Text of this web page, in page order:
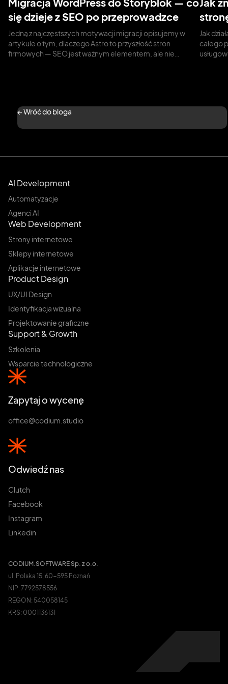
się dzieje z SEO po przeprowadzce
Jedną z najczęstszych motywacji migracji opisujemy w
artykule o tym, dlaczego Astro to przyszłość stron
firmowych — SEO jest ważnym elementem, ale nie…
Jak
całego
← Wróć do bloga
AI Development
Automatyzacje
Agenci AI
Web Development
Strony internetowe
Sklepy internetowe
Aplikacje internetowe
Product Design
UX/UI Design
Identyfikacja wizualna
Projektowanie graficzne
Support & Growth
Szkolenia
Wsparcie technologiczne
Zapytaj o wycenę
office@codium.studio
Odwiedź nas
Clutch
Facebook
Instagram
Linkedin
CODIUM.SOFTWARE Sp. z o.o.
ul. Polska 15, 60-595 Poznań
NIP: 7792578556
REGON: 540058145
KRS: 0001136131